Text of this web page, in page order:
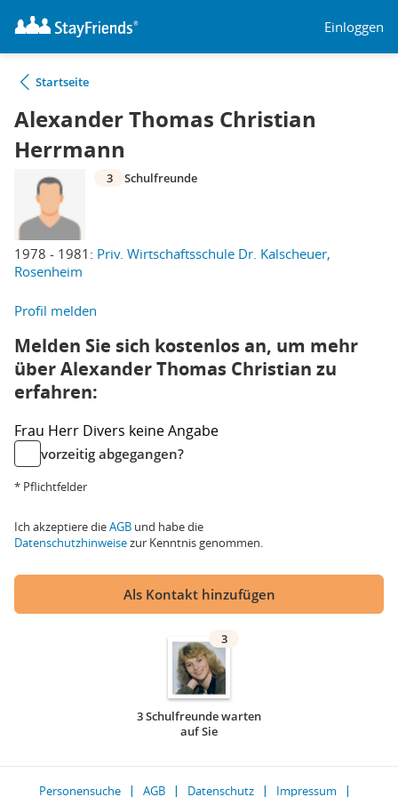
Einloggen
Startseite
Alexander Thomas Christian
Herrmann
1978 - 1981: Priv. Wirtschaftsschule Dr. Kalscheuer,
Rosenheim
3 Schulfreunde
Profil melden
Melden Sie sich kostenlos an, um mehr
über Alexander Thomas Christian zu
erfahren:
Frau Herr Divers keine Angabe
vorzeitig abgegangen?
* Pflichtfelder
Ich akzeptiere dieAGB und habe die
Datenschutzhinweisezur Kenntnis genommen.
Als Kontakt hinzufügen
3
3 Schulfreunde warten
auf Sie
Personensuche AGB Datenschutz Impressum